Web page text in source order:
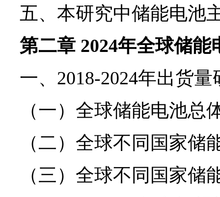
五、本研究中储能电池
第二章 2024年全球储
一、2018-2024年出货量
（一）全球储能电池总
（二）全球不同国家储
（三）全球不同国家储